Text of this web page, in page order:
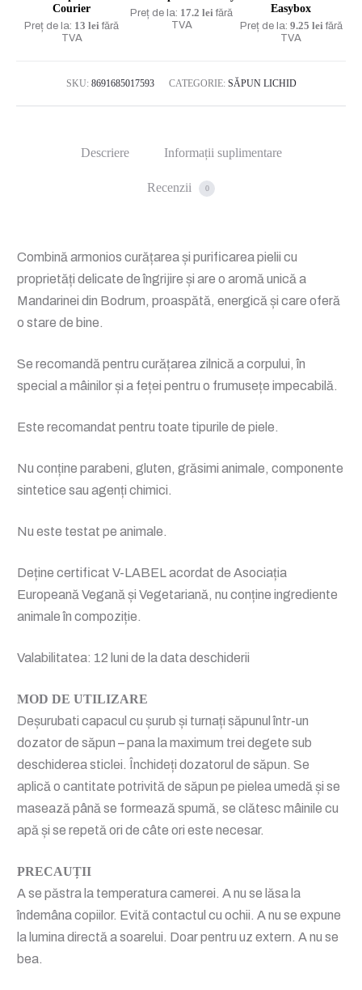
1500
Courier
Preț de la: 13 leifără
TVA
Preț de la: 17.2 leifără
TVA
Easybox
Preț de la: 9.25 leifără
TVA
SKU: 8691685017593 CATEGORIE: SĂPUN LICHID
Descriere Informații suplimentare
Recenzii 0
Combină armonios curățarea și purificarea pielii cu
proprietăți delicate de îngrijire și are o aromă unică a
Mandarinei din Bodrum, proaspătă, energică și care oferă
o stare de bine.
Se recomandă pentru curățarea zilnică a corpului, în
special a mâinilor și a feței pentru o frumusețe impecabilă.
Este recomandat pentru toate tipurile de piele.
Nu conține parabeni, gluten, grăsimi animale, componente
sintetice sau agenți chimici.
Nu este testat pe animale.
Deține certificat V-LABEL acordat de Asociația
Europeană Vegană și Vegetariană, nu conține ingrediente
animale în compoziție.
Valabilitatea: 12 luni de la data deschiderii
MOD DE UTILIZARE
Deșurubati capacul cu șurub și turnați săpunul într-un
dozator de săpun – pana la maximum trei degete sub
deschiderea sticlei. Închideți dozatorul de săpun. Se
aplică o cantitate potrivită de săpun pe pielea umedă și se
masează până se formează spumă, se clătesc mâinile cu
apă și se repetă ori de câte ori este necesar.
PRECAUȚII
A se păstra la temperatura camerei. A nu se lăsa la
îndemâna copiilor. Evită contactul cu ochii. A nu se expune
la lumina directă a soarelui. Doar pentru uz extern. A nu se
bea.